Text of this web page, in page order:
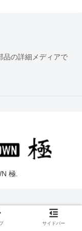
品の詳細メディアで
極.
サイドバー